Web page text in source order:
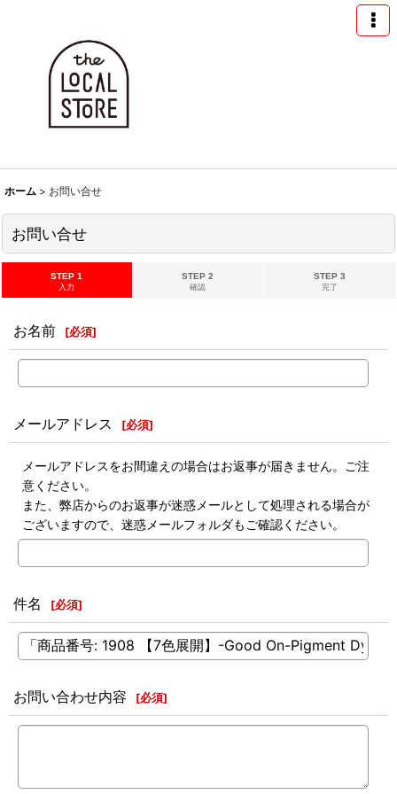
ホーム > お問い合せ
お問い合せ
STEP 1
入力
STEP 2
確認
STEP 3
完了
お名前 [必須]
メールアドレス [必須]
メールアドレスをお間違えの場合はお返事が届きません。ご注
意ください。
また、弊店からのお返事が迷惑メールとして処理される場合が
ございますので、迷惑メールフォルダもご確認ください。
件名 [必須]
お問い合わせ内容 [必須]